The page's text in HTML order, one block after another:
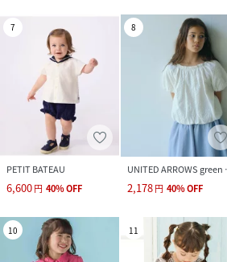
7
PETIT BATEAU
6,600円 40%OFF
8
2,178円 40%OFF
10 11